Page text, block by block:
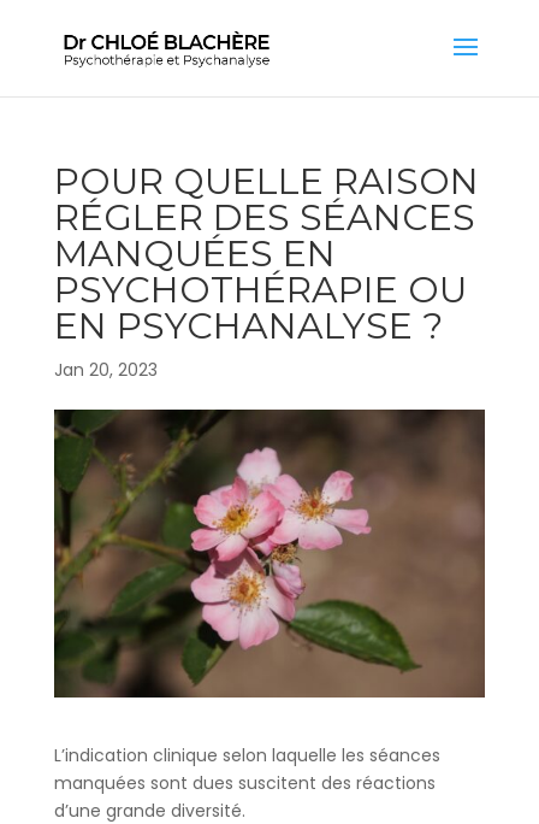
POUR QUELLE RAISON
RÉGLER DES SÉANCES
MANQUÉES EN
PSYCHOTHÉRAPIE OU
EN PSYCHANALYSE ?
Jan 20, 2023
L’indication clinique selon laquelle les séances
manquées sont dues suscitent des réactions
d’une grande diversité.